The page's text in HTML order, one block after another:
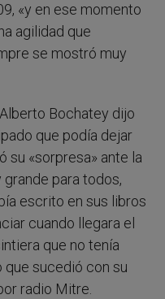
«y en ese momento
agilidad que
se mostró muy
Bochatey dijo
que podía dejar
su «sorpresa» ante la
grande para todos,
escrito en sus libros
cuando llegara el
que no tenía
que sucedió con su
radio Mitre.